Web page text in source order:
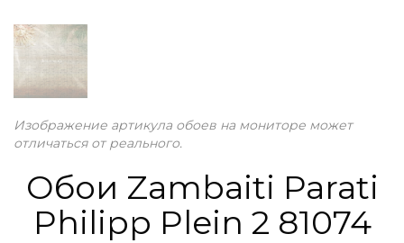
Изображение артикула обоев на мониторе может
отличаться от реального.
Обои Zambaiti Parati
Philipp Plein 2 81074